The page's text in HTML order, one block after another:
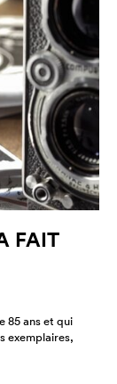
FAIT
85 ans et qui
exemplaires,